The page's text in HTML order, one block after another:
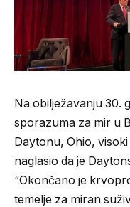
Na obilježavanju 30.
sporazuma za mir u
Daytonu, Ohio,
naglasio da je
“Okončano je
temelje za miran